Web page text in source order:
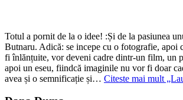
Totul a pornit de la o idee! :Și de la pasiunea
Butnaru. Adică: se incepe cu o fotografie, apoi
fi înlănțuite, vor deveni cadre dintr-un film, un
apoi un eseu, fiindcă imaginile nu vor fi doar
avea și o semnificație și… Citeste mai mult